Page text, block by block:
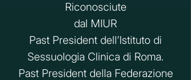
Riconosciute
dal MIUR
Past President dell’Istituto di
Sessuologia Clinica di Roma.
Past President della Federazione